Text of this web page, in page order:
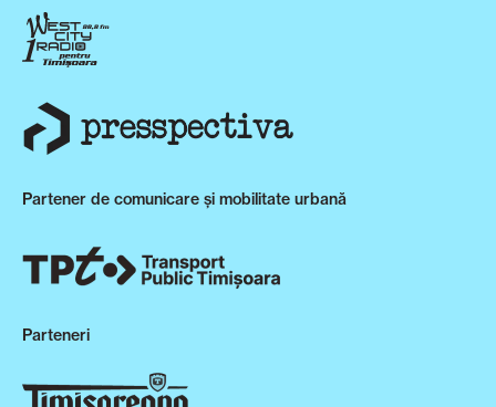
Partener de comunicare și mobilitate urbană
Parteneri